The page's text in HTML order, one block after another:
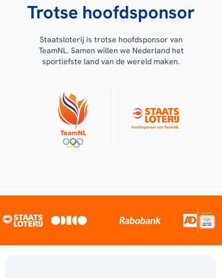
Trotse hoofdsponsor
Staatsloterij is trotse hoofdsponsor van
TeamNL. Samen willen we Nederland het
sportiefste land van de wereld maken.